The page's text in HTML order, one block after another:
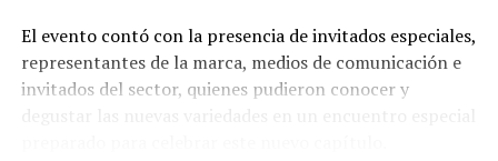
El evento contó con la presencia de invitados especiales,
representantes de la marca, medios de comunicación e
invitados del sector, quienes pudieron conocer y